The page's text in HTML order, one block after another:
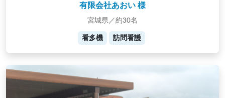
有限会社あおい 様
宮城県／約30名
看多機 訪問看護